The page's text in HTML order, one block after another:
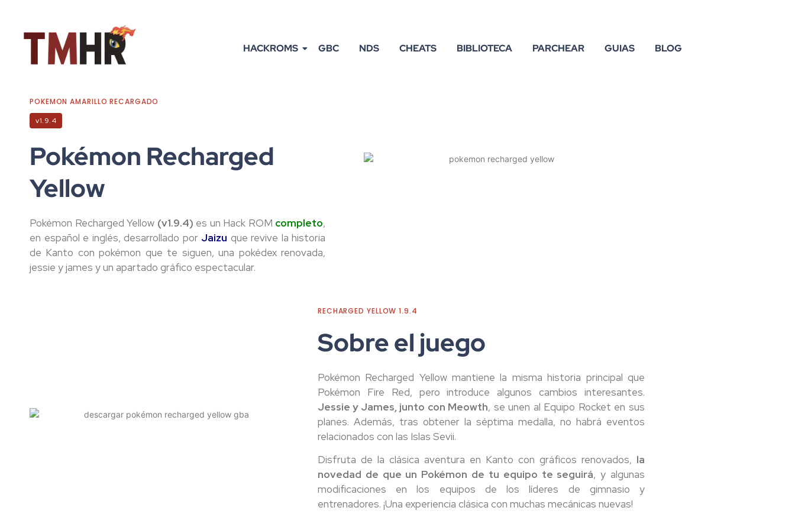
HACKROMS GBC NDS CHEATS BIBLIOTECA PARCHEAR GUIAS BLOG
POKEMON AMARILLO RECARGADO
v1.9.4
Pokémon Recharged
Yellow
Pokémon Recharged Yellow (v1.9.4) es un Hack ROM completo,
en español e inglés, desarrollado por Jaizu que revive la historia
de Kanto con pokémon que te siguen, una pokédex renovada,
jessie y james y un apartado gráfico espectacular.
RECHARGED YELLOW 1.9.4
Sobre el juego
Pokémon Recharged Yellow mantiene la misma historia principal que
Pokémon Fire Red, pero introduce algunos cambios interesantes.
Jessie y James, junto con Meowth, se unen al Equipo Rocket en sus
planes. Además, tras obtener la séptima medalla, no habrá eventos
relacionados con las Islas Sevii.
Disfruta de la clásica aventura en Kanto con gráficos renovados, la
novedad de que un Pokémon de tu equipo te seguirá, y algunas
modificaciones en los equipos de los líderes de gimnasio y
entrenadores. ¡Una experiencia clásica con muchas mecánicas nuevas!